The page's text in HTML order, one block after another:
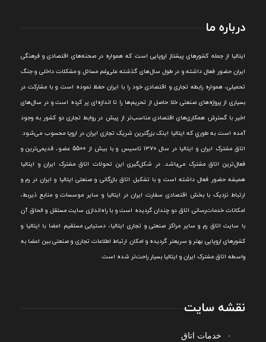
درباره ما
ايتاليا از جمله کشورهای پيشتاز اروپایی است که همواره در صحنه‌های اقتصادی و فرهنگی
ايران حضور فعال داشته و در طول سال‌های گذشته علی‌رغم مسائل و مشکلات داخلی و جنگ
تحميلی، همواره رابطه تجاری و اقتصادی خود را با ايران حفظ نموده است و با مشارکت در
بسياری از پروژه‌های صنعتی خلا حاصل از تحريم‌ها را تا اندازه‌ای پر کرده است و در سال‌های
اخير با گسترش همکاری‌های اقتصادی مناسب‌تر از پيش در روابط تجاری دو کشور به وجود
آمده است به طوري که ايتاليا اينک بزرگترين شريک تجاری ايران در اروپا محسوب می‌شود.
اتاق مشترک ایران و ایتالیا در سال ۱۳۷۰ تاسیس و با بیش از 5500 عضو، قدیمی‌ترین و
فعال‌ترین اتاق مشترک می‌باشد.در شکل‌گيری اين تحولات اتاق مشترک ايران و ايتاليا
هميشه حضور فعال داشته است و با تشکيل اتاق بازرگانی و صنعتی ايتاليا و ايران در رم و
ارتباط نزديک با بخش اقتصادی سفارت ايران در ايتاليا و ساير موسسات و منابع ذيربط،
امکانات خدمات‌رسانی اتاق دو چندان گرديده است و با راه‌اندازی سايت مستقل و الحاق آن
با سايت اتاق رم و ساير مراکز صنعتی و تجاری ايتاليا، دستيابی مستقيم اعضا با ايتاليا و
کشورهای اروپایی بهتر و سريعتر گرديده و امکان ارتباط اطلاعات تجاری و صنعتی بين اعضا به
واسطه اتاق مشترک ایران و ایتالیا بسیار راحت‌تر شده است.
نقشه سایت
خدمات اتاق